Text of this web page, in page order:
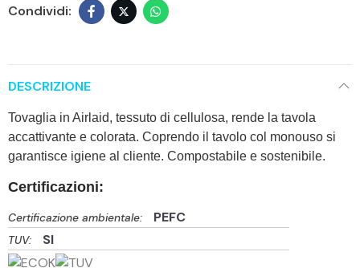
DESCRIZIONE
Tovaglia in Airlaid, tessuto di cellulosa, rende la tavola
accattivante e colorata. Coprendo il tavolo col monouso si
garantisce igiene al cliente. Compostabile e sostenibile.
Certificazioni:
Certificazione ambientale: PEFC
TUV: SI